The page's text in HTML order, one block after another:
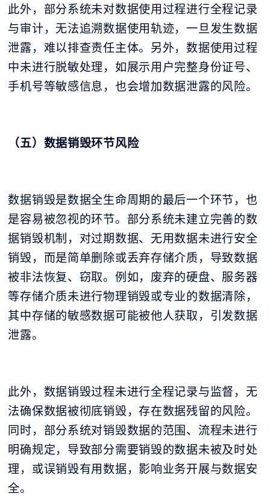
此外，部分系统未对数据使用过程进行全程记录
与审计，无法追溯数据使用轨迹，一旦发生数据
泄露，难以排查责任主体。另外，数据使用过程
中未进行脱敏处理，如展示用户完整身份证号、
手机号等敏感信息，也会增加数据泄露的风险。
（五）数据销毁环节风险
数据销毁是数据全生命周期的最后一个环节，也
是容易被忽视的环节。部分系统未建立完善的数
据销毁机制，对过期数据、无用数据未进行安全
销毁，而是简单删除或丢弃存储介质，导致数据
被非法恢复、窃取。例如，废弃的硬盘、服务器
等存储介质未进行物理销毁或专业的数据清除，
其中存储的敏感数据可能被他人获取，引发数据
泄露。
此外，数据销毁过程未进行全程记录与监督，无
法确保数据被彻底销毁，存在数据残留的风险。
同时，部分系统对销毁数据的范围、流程未进行
明确规定，导致部分需要销毁的数据未被及时处
理，或误销毁有用数据，影响业务开展与数据安
全。